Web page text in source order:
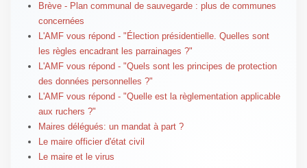
Brève - Plan communal de sauvegarde : plus de communes
concernées
L'AMF vous répond - "Élection présidentielle. Quelles sont
les règles encadrant les parrainages ?"
L'AMF vous répond - "Quels sont les principes de protection
des données personnelles ?"
L'AMF vous répond - "Quelle est la règlementation applicable
aux ruchers ?"
Maires délégués: un mandat à part ?
Le maire officier d'état civil
Le maire et le virus